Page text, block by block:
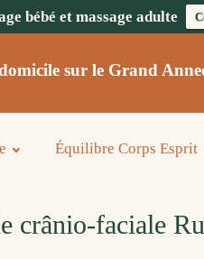
bébé et massage adulte
sur le Grand
Équilibre Corps Esprit
crânio-faciale